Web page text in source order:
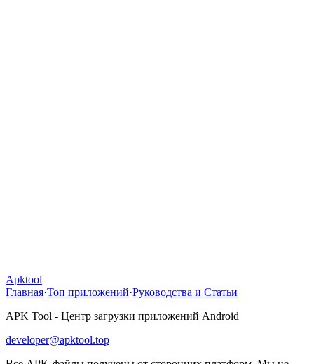
Apktool
Главная·Топ приложений·Руководства и Статьи
APK Tool - Центр загрузки приложений Android
developer@apktool.top